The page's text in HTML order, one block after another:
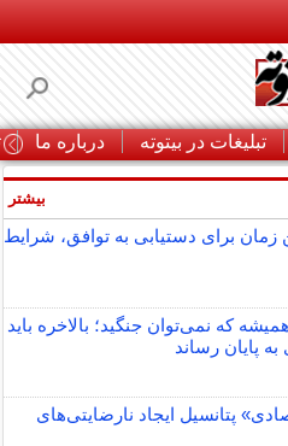
تبلیغات در بیتوته درباره ما
زمان برای دستیابی به توافق، شرایط
که نمی‌توان جنگید؛ بالاخره باید
پایان رساند
پتانسیل ایجاد نارضایتی‌های
بیشتر